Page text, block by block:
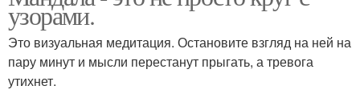
узорами.
Это визуальная медитация. Остановите взгляд на ней на
пару минут и мысли перестанут прыгать, а тревога
утихнет.